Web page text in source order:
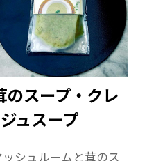
のスープ・クレ
ュスープ
ュルームと茸のス